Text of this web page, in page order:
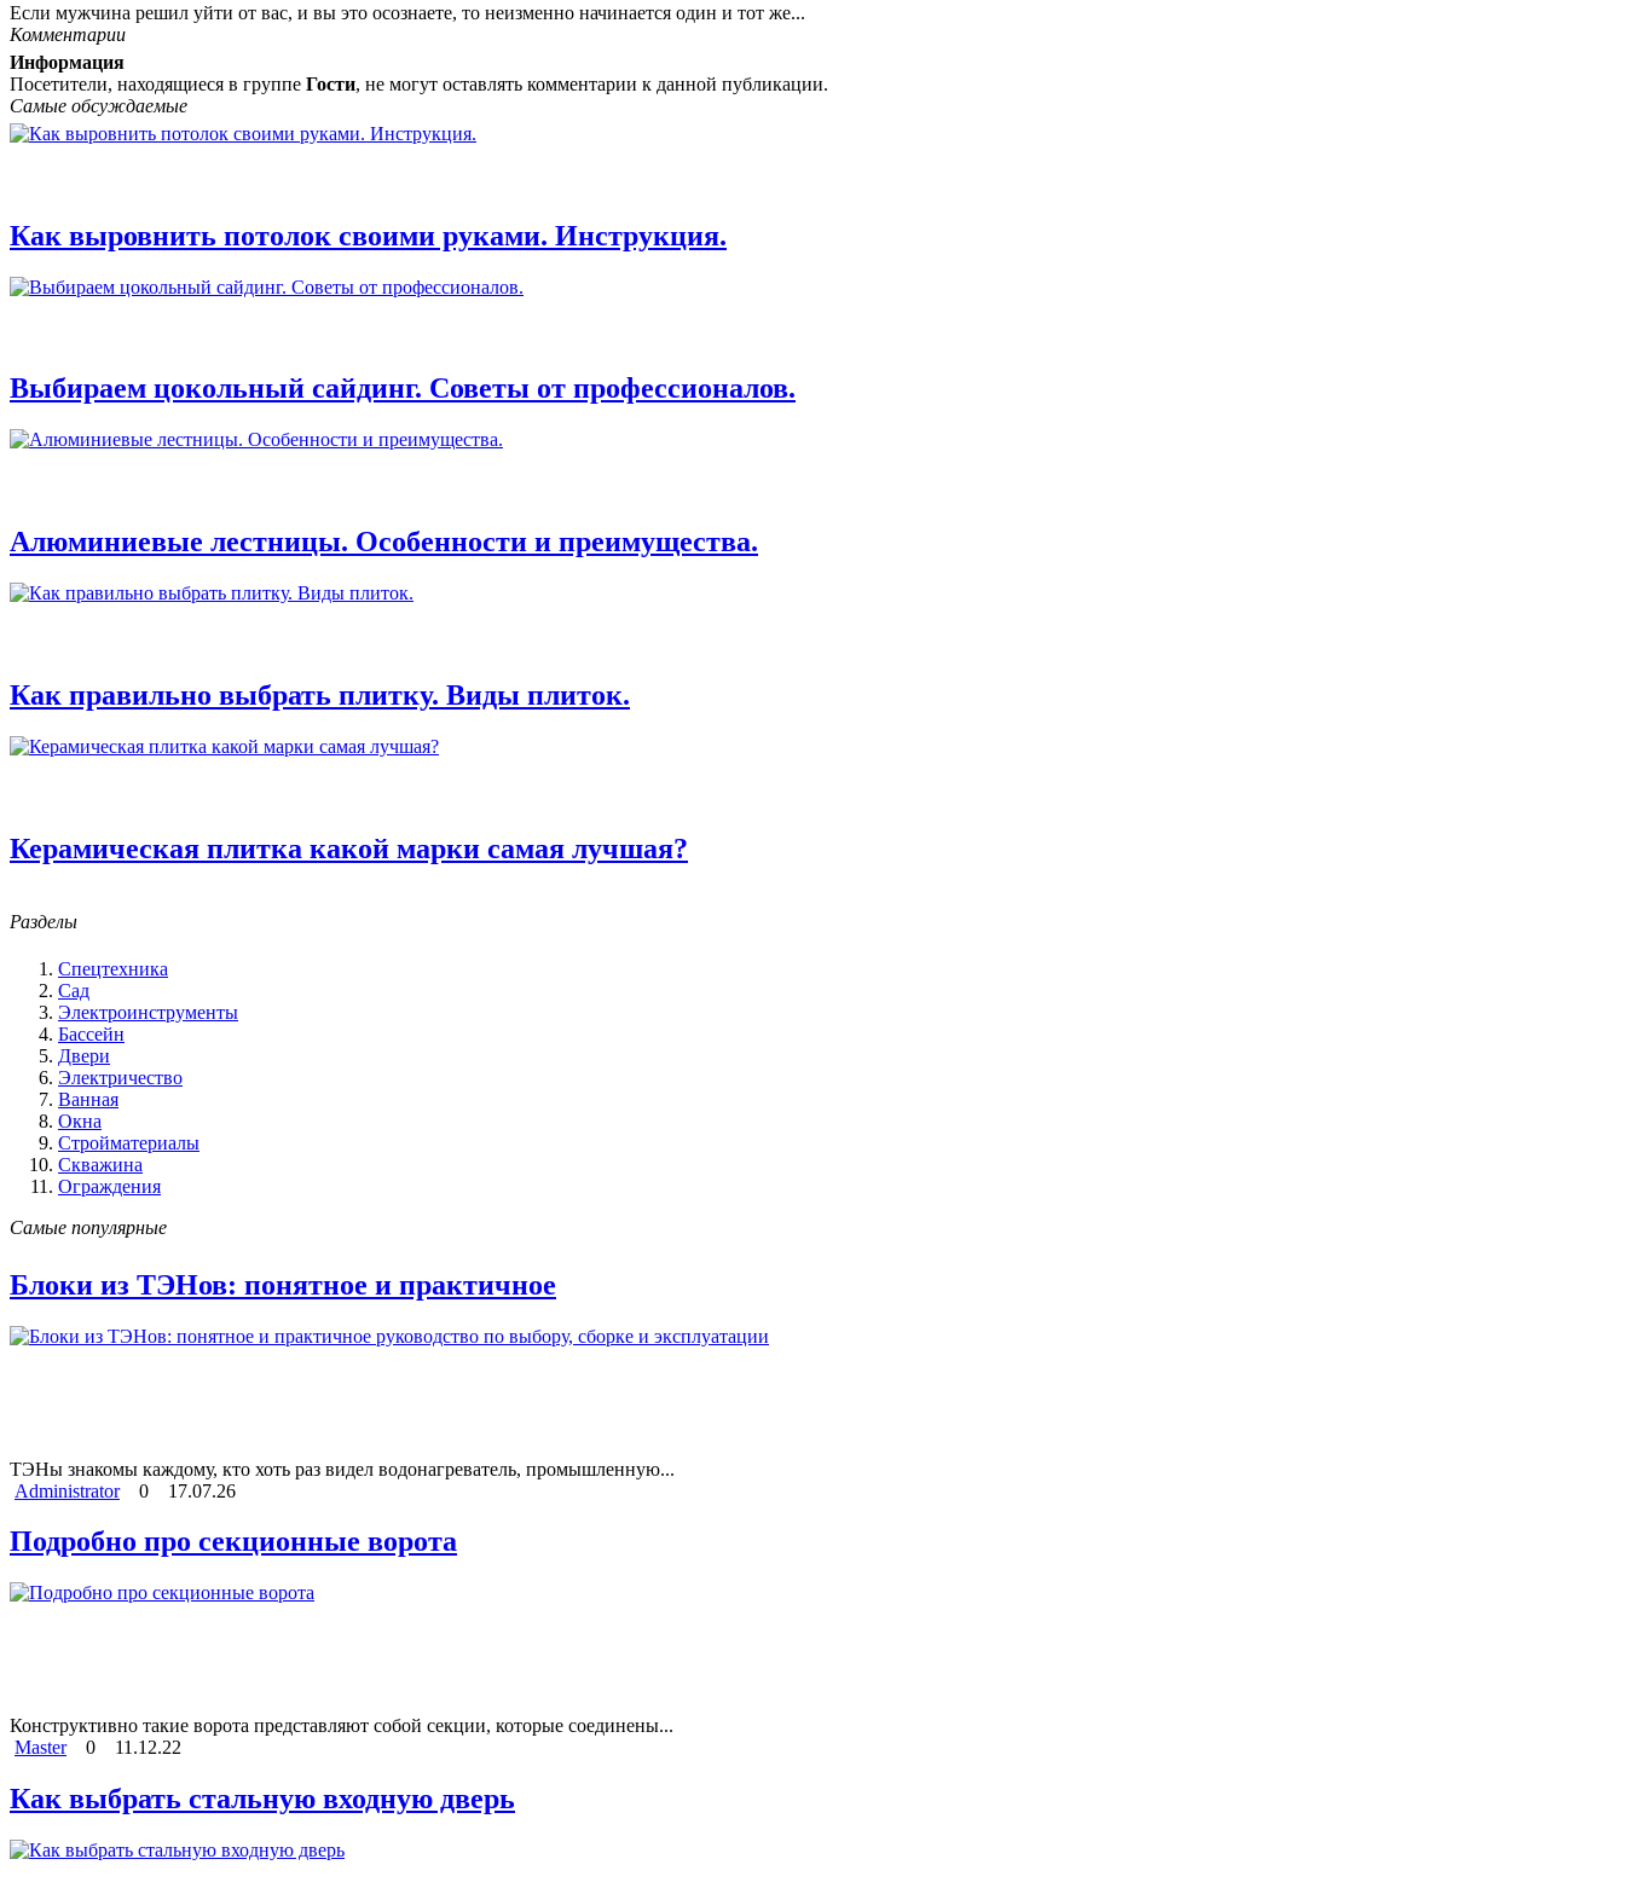
Если мужчина решил уйти от вас, и вы это осознаете, то неизменно начинается один и тот же...
Комментарии
Информация
Посетители, находящиеся в группе Гости, не могут оставлять комментарии к данной публикации.
Самые обсуждаемые
Как выровнить потолок своими руками. Инструкция.
Выбираем цокольный сайдинг. Советы от профессионалов.
Алюминиевые лестницы. Особенности и преимущества.
Как правильно выбрать плитку. Виды плиток.
Керамическая плитка какой марки самая лучшая?
Разделы
Спецтехника
Сад
Электроинструменты
Бассейн
Двери
Электричество
Ванная
Окна
Стройматериалы
Скважина
Ограждения
Самые популярные
Блоки из ТЭНов: понятное и практичное
ТЭНы знакомы каждому, кто хоть раз видел водонагреватель, промышленную...
Administrator
0 17.07.26
Подробно про секционные ворота
Конструктивно такие ворота представляют собой секции, которые соединены...
Master
0 11.12.22
Как выбрать стальную входную дверь